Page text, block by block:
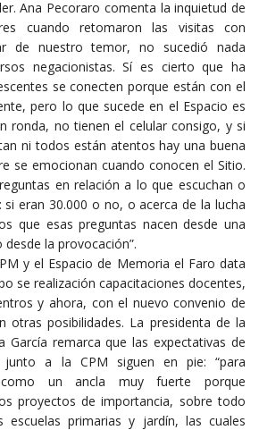
Ana Pecoraro comenta la inquietud de
cuando retomaron las visitas con
de nuestro temor, no sucedió nada
negacionistas. Sí es cierto que ha
se conecten porque están con el
pero lo que sucede en el Espacio es
ronda, no tienen el celular consigo, y si
ni todos están atentos hay una buena
se emocionan cuando conocen el Sitio.
en relación a lo que escuchan o
si eran 30.000 o no, o acerca de la lucha
que esas preguntas nacen desde una
la provocación”.
y el Espacio de Memoria el Faro data
se realización capacitaciones docentes,
y ahora, con el nuevo convenio de
otras posibilidades. La presidenta de la
García remarca que las expectativas de
a la CPM siguen en pie: “para
un ancla muy fuerte porque
proyectos de importancia, sobre todo
escuelas primarias y jardín, las cuales